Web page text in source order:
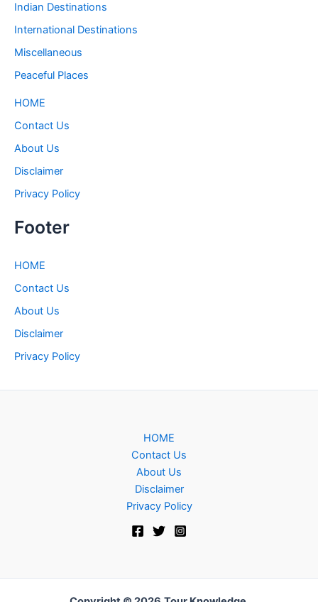
Indian Destinations
International Destinations
Miscellaneous
Peaceful Places
HOME
Contact Us
About Us
Disclaimer
Privacy Policy
Footer
HOME
Contact Us
About Us
Disclaimer
Privacy Policy
HOME
Contact Us
About Us
Disclaimer
Privacy Policy